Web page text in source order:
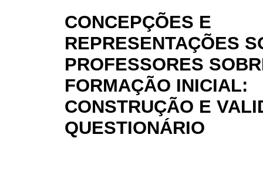
CONCEPÇÕES E
REPRESENTAÇÕES
PROFESSORES
FORMAÇÃO INICIAL:
CONSTRUÇÃO E
QUESTIONÁRIO